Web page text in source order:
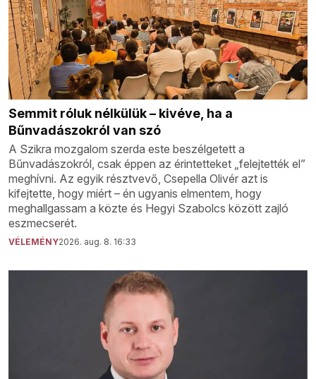
Semmit róluk nélkülük – kivéve, ha a
Bűnvadászokról van szó
A Szikra mozgalom szerda este beszélgetett a
Bűnvadászokról, csak éppen az érintetteket „felejtették el”
meghívni. Az egyik résztvevő, Csepella Olivér azt is
kifejtette, hogy miért – én ugyanis elmentem, hogy
meghallgassam a közte és Hegyi Szabolcs között zajló
eszmecserét.
VÉLEMÉNY2026. aug. 8. 16:33